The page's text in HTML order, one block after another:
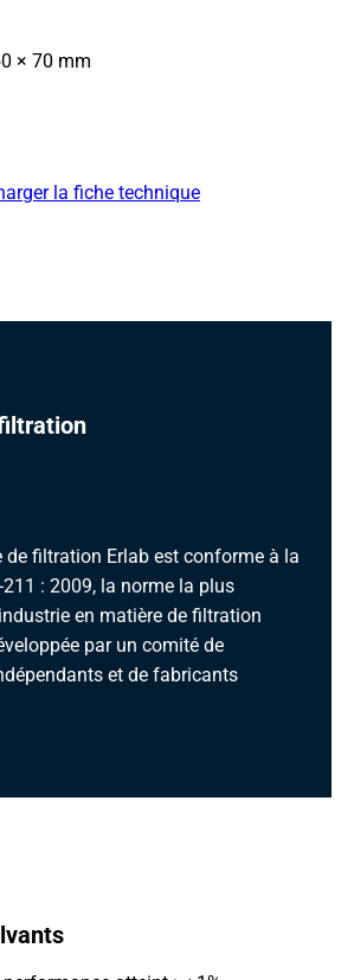
× 70 mm
la fiche technique
de filtration Erlab est conforme à la
211 : 2009, la norme la plus
en matière de filtration
par un comité de
et de fabricants